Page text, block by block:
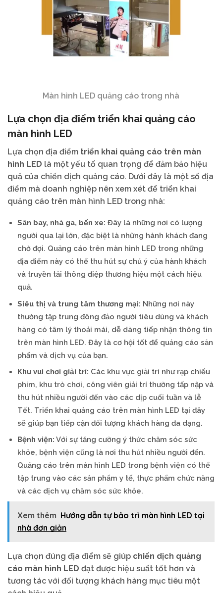
Màn hình LED quảng cáo trong nhà
Lựa chọn địa điểm triển khai quảng cáo
màn hình LED
Lựa chọn địa điểm triển khai quảng cáo trên màn
hình LED là một yếu tố quan trọng để đảm bảo hiệu
quả của chiến dịch quảng cáo. Dưới đây là một số địa
điểm mà doanh nghiệp nên xem xét để triển khai
quảng cáo trên màn hình LED trong nhà:
Sân bay, nhà ga, bến xe: Đây là những nơi có lượng
người qua lại lớn, đặc biệt là những hành khách đang
chờ đợi. Quảng cáo trên màn hình LED trong những
địa điểm này có thể thu hút sự chú ý của hành khách
và truyền tải thông điệp thương hiệu một cách hiệu
quả.
Siêu thị và trung tâm thương mại: Những nơi này
thường tập trung đông đảo người tiêu dùng và khách
hàng có tâm lý thoải mái, dễ dàng tiếp nhận thông tin
trên màn hình LED. Đây là cơ hội tốt để quảng cáo sản
phẩm và dịch vụ của bạn.
Khu vui chơi giải trí: Các khu vực giải trí như rạp chiếu
phim, khu trò chơi, công viên giải trí thường tấp nập và
thu hút nhiều người đến vào các dịp cuối tuần và lễ
Tết. Triển khai quảng cáo trên màn hình LED tại đây
sẽ giúp bạn tiếp cận đối tượng khách hàng đa dạng.
Bệnh viện: Với sự tăng cường ý thức chăm sóc sức
khỏe, bệnh viện cũng là nơi thu hút nhiều người đến.
Quảng cáo trên màn hình LED trong bệnh viện có thể
tập trung vào các sản phẩm y tế, thực phẩm chức năng
và các dịch vụ chăm sóc sức khỏe.
Xem thêm Hướng dẫn tự bảo trì màn hình LED tại
nhà đơn giản
Lựa chọn đúng địa điểm sẽ giúp chiến dịch quảng
cáo màn hình LED đạt được hiệu suất tốt hơn và
tương tác với đối tượng khách hàng mục tiêu một